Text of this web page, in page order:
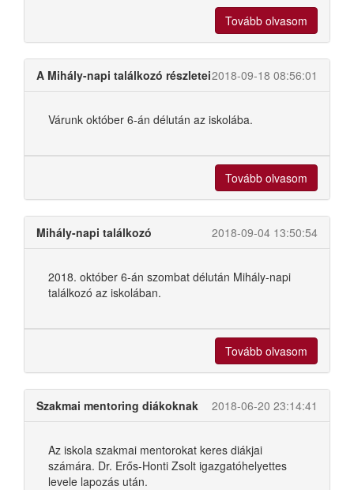
Tovább olvasom
A Mihály-napi találkozó részletei2018-09-18 08:56:01
Várunk október 6-án délután az iskolába.
Tovább olvasom
Mihály-napi találkozó 2018-09-04 13:50:54
2018. október 6-án szombat délután Mihály-napi
találkozó az iskolában.
Tovább olvasom
Szakmai mentoring diákoknak 2018-06-20 23:14:41
Az iskola szakmai mentorokat keres diákjai
számára. Dr. Erős-Honti Zsolt igazgatóhelyettes
levele lapozás után.